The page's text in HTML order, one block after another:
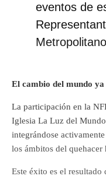
eventos de
El cambio del mundo
La participación en la
Iglesia La Luz del
integrándose
los ámbitos del quehacer
Este éxito es el